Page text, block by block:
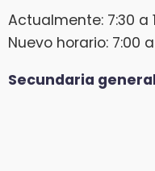
Actualmente: 7:30 a
Nuevo horario: 7:00
Secundaria